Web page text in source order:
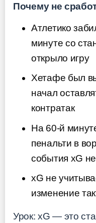
Почему не
Атлетико
минуте со
открыло игру
Хетафе был
начал
контратак
На 60-й
пенальти в
события xG
xG не
изменение
Урок: xG — это